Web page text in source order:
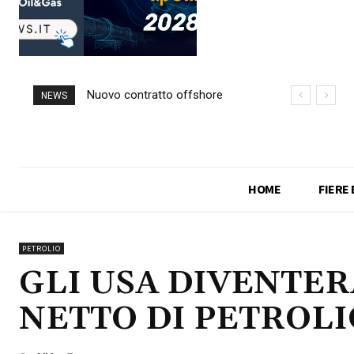
NEWS
Nuovo contratto offshore
HOME FIERE
PETROLIO
GLI USA
NETTO DI